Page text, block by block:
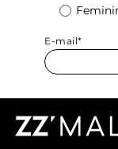
E-mail*